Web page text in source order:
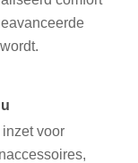
voor